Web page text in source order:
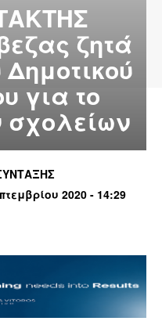
ζητά
για το
σχολείων
2020 - 14:29